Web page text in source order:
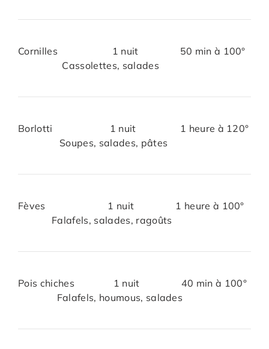
Cornilles 1 nuit 50 min à 100°
Cassolettes, salades
Borlotti 1 nuit 1 heure à 120°
Soupes, salades, pâtes
Fèves 1 nuit 1 heure à 100°
Falafels, salades, ragoûts
Pois chiches 1 nuit 40 min à 100°
Falafels, houmous, salades